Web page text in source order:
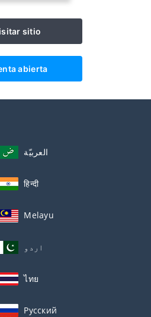
sitio
abierta
العربيّة
हिन्दी
Melayu
اردو
ไทย
Русский